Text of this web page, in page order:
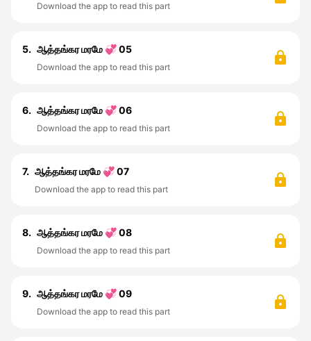
Download the app to read this part
5. ஆத்தங்கர மரமே 💞 05
Download the app to read this part
6. ஆத்தங்கர மரமே 💞 06
Download the app to read this part
7. ஆத்தங்கர மரமே 💞 07
Download the app to read this part
8. ஆத்தங்கர மரமே 💞 08
Download the app to read this part
9. ஆத்தங்கர மரமே 💞 09
Download the app to read this part